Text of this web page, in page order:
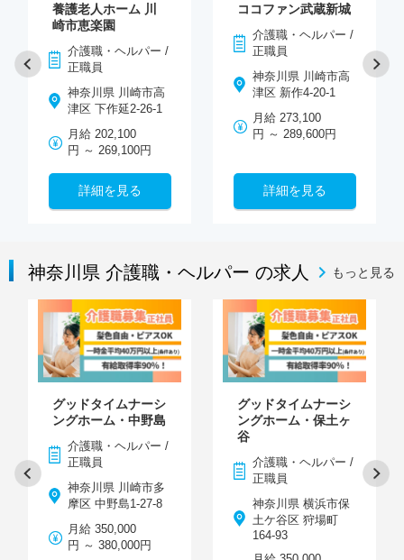
養護老人ホーム 川
崎市恵楽園
介護職・ヘルパー /
正職員
神奈川県 川崎市高
津区 下作延2-26-1
月給 202,100
円 ～ 269,100円
詳細を見る
ココファン武蔵新城
介護職・ヘルパー /
正職員
神奈川県 川崎市高
津区 新作4-20-1
月給 273,100
円 ～ 289,600円
詳細を見る
神奈川県 介護職・ヘルパー の求人 もっと見る
グッドタイムナーシ
ングホーム・中野島
介護職・ヘルパー /
正職員
神奈川県 川崎市多
摩区 中野島1-27-8
月給 350,000
円 ～ 380,000円
グッドタイムナーシ
ングホーム・保土ヶ
谷
介護職・ヘルパー /
正職員
神奈川県 横浜市保
土ケ谷区 狩場町
164-93